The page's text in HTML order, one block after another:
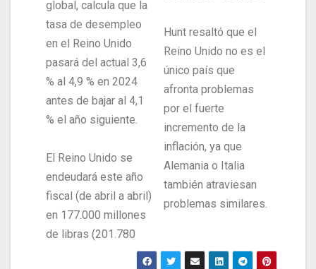
global, calcula que la
tasa de desempleo
en el Reino Unido
pasará del actual 3,6
% al 4,9 % en 2024
antes de bajar al 4,1
% el año siguiente.
El Reino Unido se
endeudará este año
fiscal (de abril a abril)
en 177.000 millones
de libras (201.780
Hunt resaltó que el
Reino Unido no es el
único país que
afronta problemas
por el fuerte
incremento de la
inflación, ya que
Alemania o Italia
también atraviesan
problemas similares.